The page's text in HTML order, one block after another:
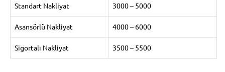
Standart Nakliyat 3000 – 5000
Asansörlü Nakliyat 4000 – 6000
Sigortalı Nakliyat 3500 – 5500